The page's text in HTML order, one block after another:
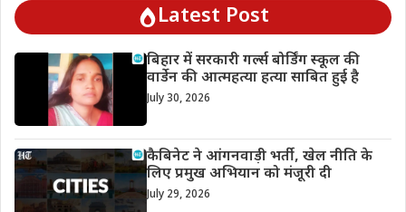
Latest Post
बिहार में सरकारी गर्ल्स बोर्डिंग स्कूल की
वार्डेन की आत्महत्या हत्या साबित हुई है
July 30, 2026
कैबिनेट ने आंगनवाड़ी भर्ती, खेल नीति के
लिए प्रमुख अभियान को मंजूरी दी
July 29, 2026